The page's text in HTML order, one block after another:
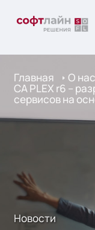
Главная О нас
CA PLEX r6 –
сервисов на
Новости